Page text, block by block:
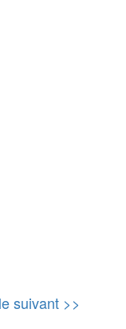
suivant >>